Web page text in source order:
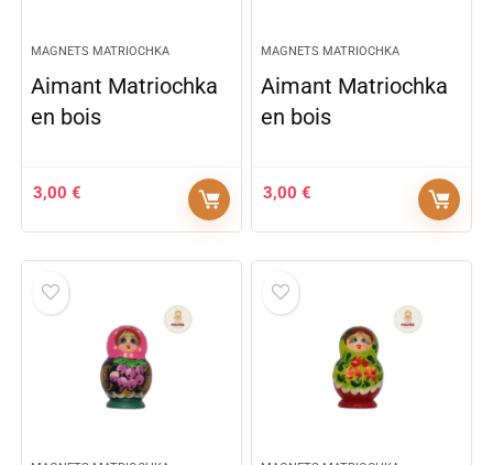
MAGNETS MATRIOCHKA
Aimant Matriochka
en bois
3,00€
MAGNETS MATRIOCHKA
Aimant Matriochka
en bois
3,00€